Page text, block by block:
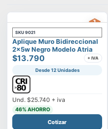
SKU 9021
Aplique Muro Bidireccional
2x5w Negro Modelo Atria
$13.790 + IVA
Desde 12 Unidades
Und. $25.740 + iva
46% AHORRO
Cotizar